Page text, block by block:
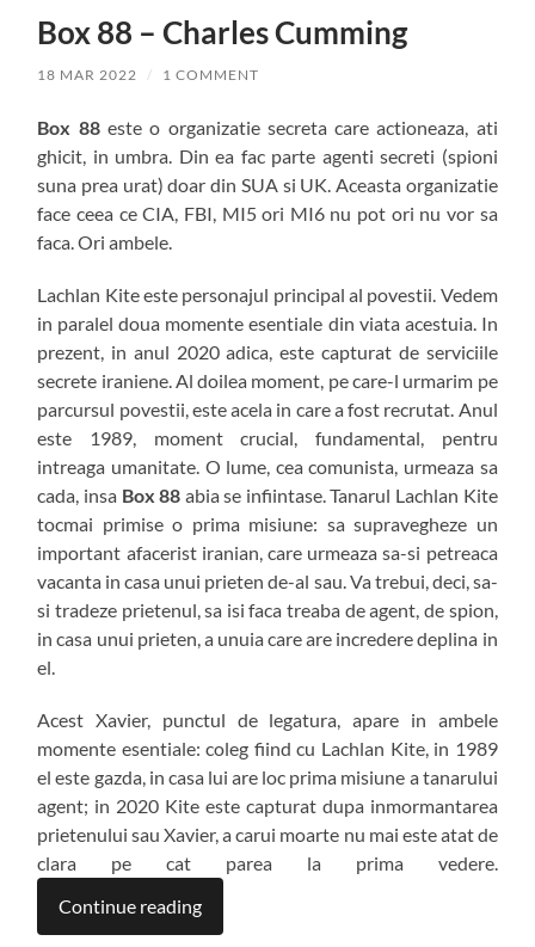
Box 88 – Charles Cumming
18 MAR 2022 / 1 COMMENT
Box 88este o organizatie secreta care actioneaza, ati
ghicit, in umbra. Din ea fac parte agenti secreti (spioni
suna prea urat) doar din SUA si UK. Aceasta organizatie
face ceea ce CIA, FBI, MI5 ori MI6 nu pot ori nu vor sa
faca. Ori ambele.
Lachlan Kite este personajul principal al povestii. Vedem
in paralel doua momente esentiale din viata acestuia. In
prezent, in anul 2020 adica, este capturat de serviciile
secrete iraniene. Al doilea moment, pe care-l urmarim pe
parcursul povestii, este acela in care a fost recrutat. Anul
este 1989, moment crucial, fundamental, pentru
intreaga umanitate. O lume, cea comunista, urmeaza sa
cada, insa Box 88 abia se infiintase. Tanarul Lachlan Kite
tocmai primise o prima misiune: sa supravegheze un
important afacerist iranian, care urmeaza sa-si petreaca
vacanta in casa unui prieten de-al sau. Va trebui, deci, sa-
si tradeze prietenul, sa isi faca treaba de agent, de spion,
in casa unui prieten, a unuia care are incredere deplina in
el.
Acest Xavier, punctul de legatura, apare in ambele
momente esentiale: coleg fiind cu Lachlan Kite, in 1989
el este gazda, in casa lui are loc prima misiune a tanarului
agent; in 2020 Kite este capturat dupa inmormantarea
prietenului sau Xavier, a carui moarte nu mai este atat de
clara pe cat parea la prima vedere.
Continue reading